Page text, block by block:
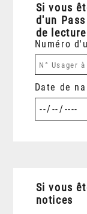
Si vous
d'un
de
Numéro
Date de
Si vous
notices